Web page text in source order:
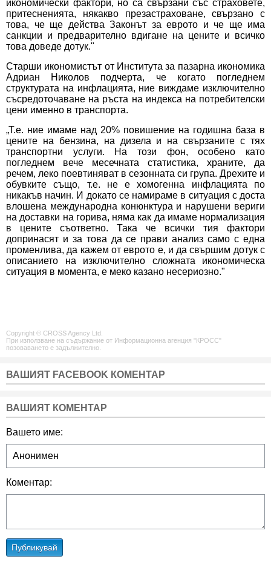
икономически фактори, но са свързани със страховете,
притесненията, някакво презастраховане, свързано с
това, че ще действа Законът за еврото и че ще има
санкции и предварително вдигане на цените и всичко
това доведе дотук."
Старши икономистът от Института за пазарна икономика
Адриан Николов подчерта, че когато погледнем
структурата на инфлацията, ние виждаме изключително
съсредоточаване на ръста на индекса на потребителски
цени именно в транспорта.
„Т.е. ние имаме над 20% повишение на годишна база в
цените на бензина, на дизела и на свързаните с тях
транспортни услуги. На този фон, особено като
погледнем вече месечната статистика, храните, да
речем, леко поевтиняват в сезонната си група. Дрехите и
обувките също, т.е. не е хомогенна инфлацията по
никакъв начин. И докато се намираме в ситуация с доста
влошена международна конюнктура и нарушени вериги
на доставки на горива, няма как да имаме нормализация
в цените съответно. Така че всички тия фактори
допринасят и за това да се прави анализ само с една
променлива, да кажем от еврото е, и да свършим дотук с
описанието на изключително сложната икономическа
ситуация в момента, е меко казано несериозно."
Copyright © CROSS Agency Ltd.
При използване на съдържание от Информационна агенция "КРОСС"
позоваването е задължително.
ВАШИЯТ FACEBOOK КОМЕНТАР
ВАШИЯТ КОМЕНТАР
Вашето име:
Коментар:
Публикувай